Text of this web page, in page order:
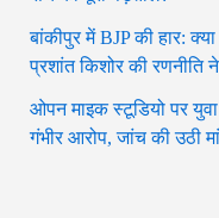
बांकीपुर में BJP की हार:
प्रशांत किशोर की रणनीति
ओपन माइक स्टूडियो पर युवा
गंभीर आरोप, जांच की उठी